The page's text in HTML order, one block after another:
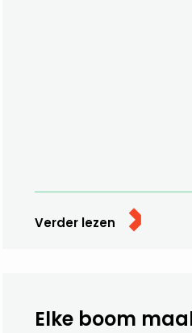
Verder lezen
Elke boom